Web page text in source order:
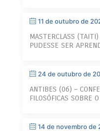
11 de outubro de
MASTERCLASS
PUDESSE SER
24 de outubro de
ANTIBES (06) –
FILOSÓFICAS SOBRE
14 de novembro de